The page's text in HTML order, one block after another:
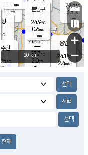
23.9℃
1.1m/s
- mm
용인
24.1℃
2.4m/s
22.5℃
3.5m/s
-mm
의왕
℃
m/s
mm
-mm
-mm
기흥구갈
23.7℃
2.0m/s
-
분당구
24.9℃
0.6m/s
-mm
수원
25℃
2 m/s
+
−
20 km
현재